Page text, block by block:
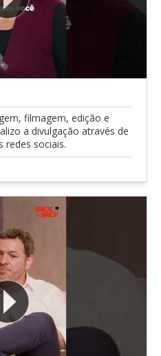
filmagem, edição e
a divulgação através de
redes sociais.